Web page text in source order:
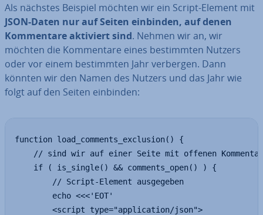
Als nächstes Beispiel möchten wir ein Script-Element mit
JSON-Daten nur auf Seiten einbinden, auf denen
Kom­men­ta­re aktiviert sind. Nehmen wir an, wir
möchten die Kom­men­ta­re eines be­stimm­ten Nutzers
oder vor einem be­stimm­ten Jahr verbergen. Dann
könnten wir den Namen des Nutzers und das Jahr wie
folgt auf den Seiten einbinden:
function load_comments_exclusion() {
// sind wir auf einer Seite mit offenen
    if ( is_single() && comments_open() ) {
        // Script-Element ausgegeben
        echo <<<'EOT'
        <script type="application/json">